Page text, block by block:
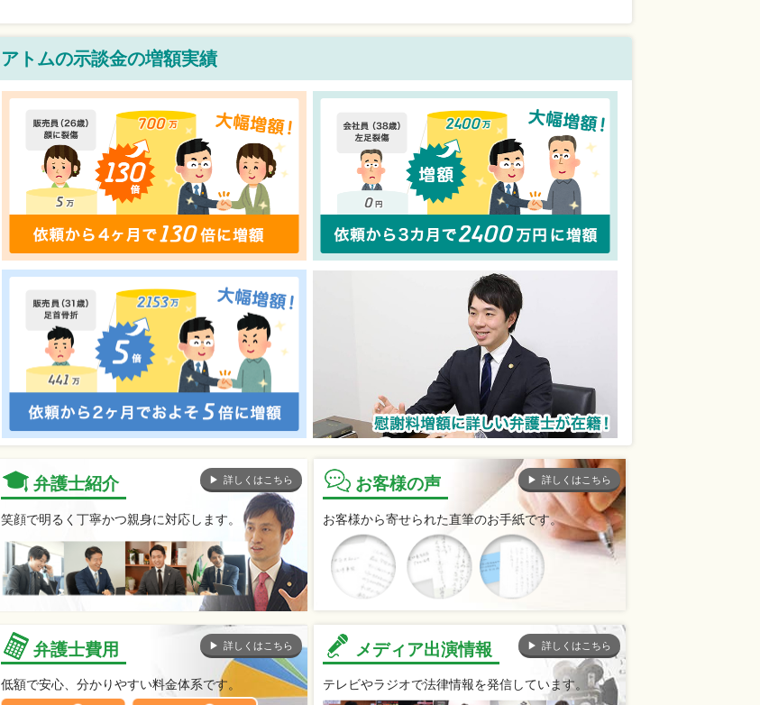
アトムの示談金の増額実績
弁護士紹介 詳しくはこちら
笑顔で明るく丁寧かつ親身に対応します。
お客様の声 詳しくはこちら
お客様から寄せられた直筆のお手紙です。
弁護士費用 詳しくはこちら
低額で安心、分かりやすい料金体系です。
メディア出演情報 詳しくはこちら
テレビやラジオで法律情報を発信しています。